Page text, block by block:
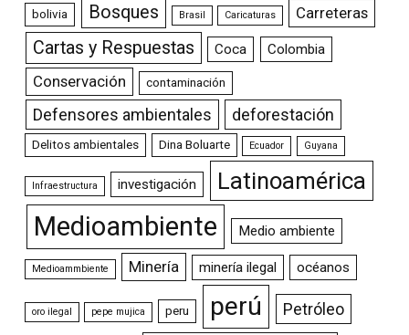
bolivia Bosques Brasil Caricaturas Carreteras
Cartas y Respuestas Coca Colombia
Conservación contaminación
Defensores ambientales deforestación
Delitos ambientales Dina Boluarte Ecuador Guyana
Infraestructura investigación Latinoamérica
Medioambiente Medio ambiente
Medioammbiente Minería minería ilegal océanos
oro ilegal pepe mujica peru perú Petróleo